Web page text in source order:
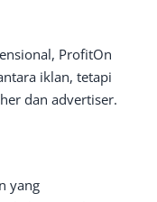
ProfitOn
iklan, tetapi
dan advertiser.
yang